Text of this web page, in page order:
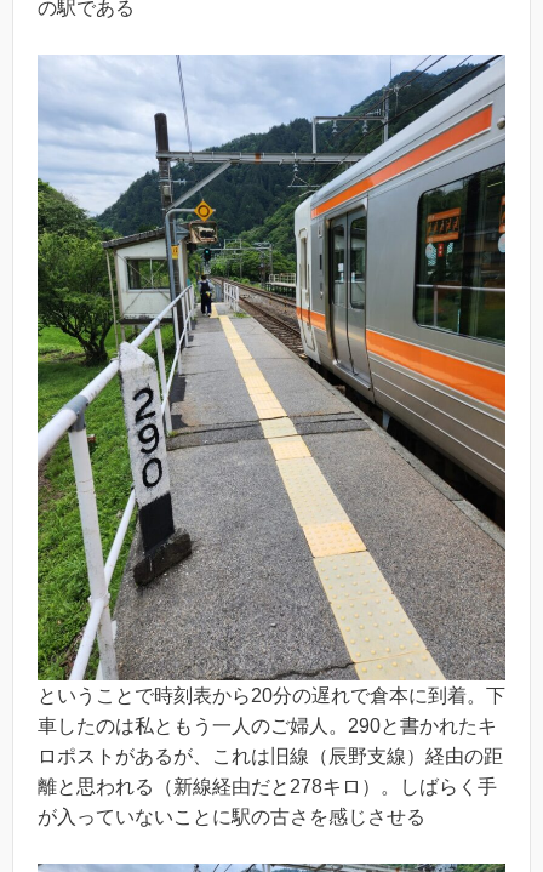
の駅である
ということで時刻表から20分の遅れで倉本に到着。下
車したのは私ともう一人のご婦人。290と書かれたキ
ロポストがあるが、これは旧線（辰野支線）経由の距
離と思われる（新線経由だと278キロ）。しばらく手
が入っていないことに駅の古さを感じさせる